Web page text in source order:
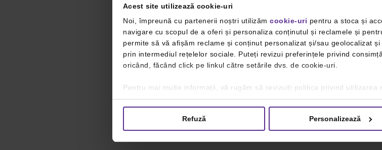
Acest site utilizează cookie-uri
Noi, împreună cu partenerii noștri utilizăm cookie-uri pentru a stoca și
navigare cu scopul de a oferi și personaliza conținutul și reclamele și
permite să vă afișăm reclame și conținut personalizat și/sau geolocalizat
prin intermediul rețelelor sociale. Puteți revizui preferințele privind
oricând, făcând click pe linkul către setările dvs. de cookie-uri.
Pentru mai multe informații, vă rugăm să revizuiți politica privind utilizarea
Refuză Personalizează